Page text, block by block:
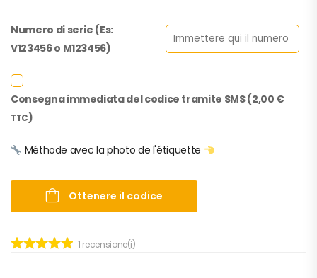
Numero di serie (Es:
V123456 o M123456)
Consegna immediata del codice tramite SMS (2,00 €
TTC)
Méthode avec la photo de l'étiquette
Ottenere il codice
1 recensione(i)